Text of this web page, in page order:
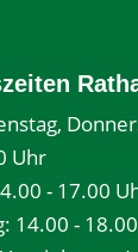
Uhr
- 17.00
14.00 -